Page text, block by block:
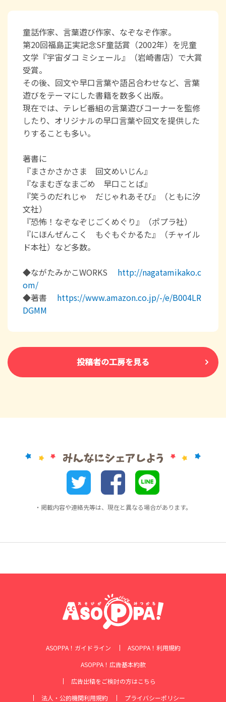
童話作家、言葉遊び作家、なぞなぞ作家。
第20回福島正実記念SF童話賞（2002年）を児童
文学『宇宙ダコ ミシェール』（岩崎書店）で大賞
受賞。
その後、回文や早口言葉や語呂合わせなど、言葉
遊びをテーマにした書籍を数多く出版。
現在では、テレビ番組の言葉遊びコーナーを監修
したり、オリジナルの早口言葉や回文を提供した
りすることも多い。
著書に
『まさかさかさま 回文めいじん』
『なまむぎなまごめ 早口ことば』
『笑うのだれじゃ だじゃれあそび』（ともに汐
文社）
『恐怖！なぞなぞじごくめぐり』（ポプラ社）
『にほんぜんこく もぐもぐかるた』（チャイル
ド本社）など多数。
◆ながたみかこWORKS http://nagatamikako.c
om/
◆著書 https://www.amazon.co.jp/-/e/B004LR
DGMM
投稿者の工房を見る
・掲載内容や連絡先等は、現在と異なる場合があります。
ASOPPA！ガイドライン
ASOPPA！利用規約
ASOPPA！広告基本約款
広告出稿をご検討の方はこちら
法人・公的機関利用規約
プライバシーポリシー